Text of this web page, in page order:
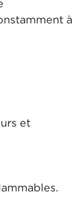
à
et